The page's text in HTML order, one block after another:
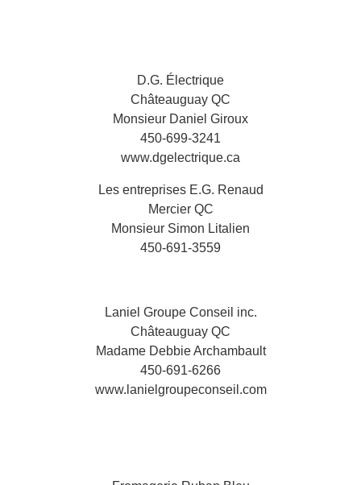
D.G. Électrique
Châteauguay QC
Monsieur Daniel Giroux
450-699-3241
www.dgelectrique.ca
Les entreprises E.G. Renaud
Mercier QC
Monsieur Simon Litalien
450-691-3559
Laniel Groupe Conseil inc.
Châteauguay QC
Madame Debbie Archambault
450-691-6266
www.lanielgroupeconseil.com